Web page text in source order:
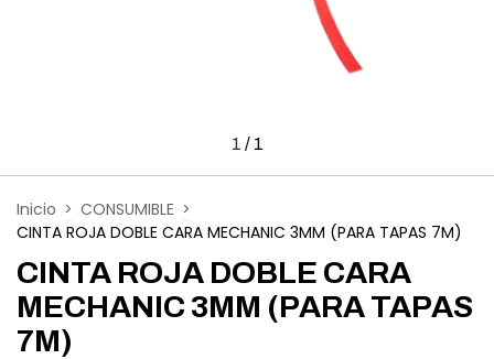
1 / 1
Inicio > CONSUMIBLE >
CINTA ROJA DOBLE CARA MECHANIC 3MM (PARA TAPAS 7M)
CINTA ROJA DOBLE CARA
MECHANIC 3MM (PARA TAPAS
7M)